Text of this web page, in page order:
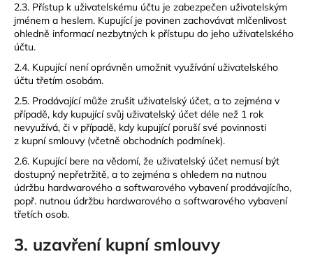
2.3. Přístup k uživatelskému účtu je zabezpečen uživatelským
jménem a heslem. Kupující je povinen zachovávat mlčenlivost
ohledně informací nezbytných k přístupu do jeho uživatelského
účtu.
2.4. Kupující není oprávněn umožnit využívání uživatelského
účtu třetím osobám.
2.5. Prodávající může zrušit uživatelský účet, a to zejména v
případě, kdy kupující svůj uživatelský účet déle než 1 rok
nevyužívá, či v případě, kdy kupující poruší své povinnosti
z kupní smlouvy (včetně obchodních podmínek).
2.6. Kupující bere na vědomí, že uživatelský účet nemusí být
dostupný nepřetržitě, a to zejména s ohledem na nutnou
údržbu hardwarového a softwarového vybavení prodávajícího,
popř. nutnou údržbu hardwarového a softwarového vybavení
třetích osob.
3. uzavření kupní smlouvy